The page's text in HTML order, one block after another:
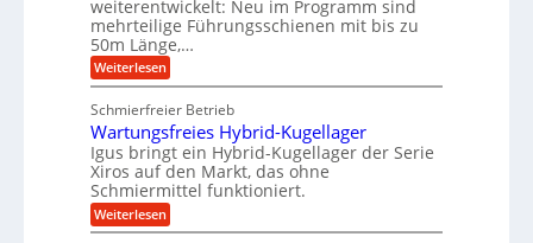
b
u
n
g
n
u
b
b
e
w
e
g
u
n
g
e
n
t
i
v
e
u
n
d
M
a
s
c
h
i
n
W
e
r
k
z
e
u
g
k
r
e
i
s
l
weiterentwickelt: Neu im Programm sind
mehrteilige Führungsschienen mit bis zu
50m Länge,…
Weiterlesen:
K
g
e
l
s
c
h
i
e
Schmierfreier Betrieb
Wartungsfreies Hybrid-Kugellager
Igus bringt ein Hybrid-Kugellager der Serie
Xiros auf den Markt, das ohne
Schmiermittel funktioniert.
Weiterlesen:
W